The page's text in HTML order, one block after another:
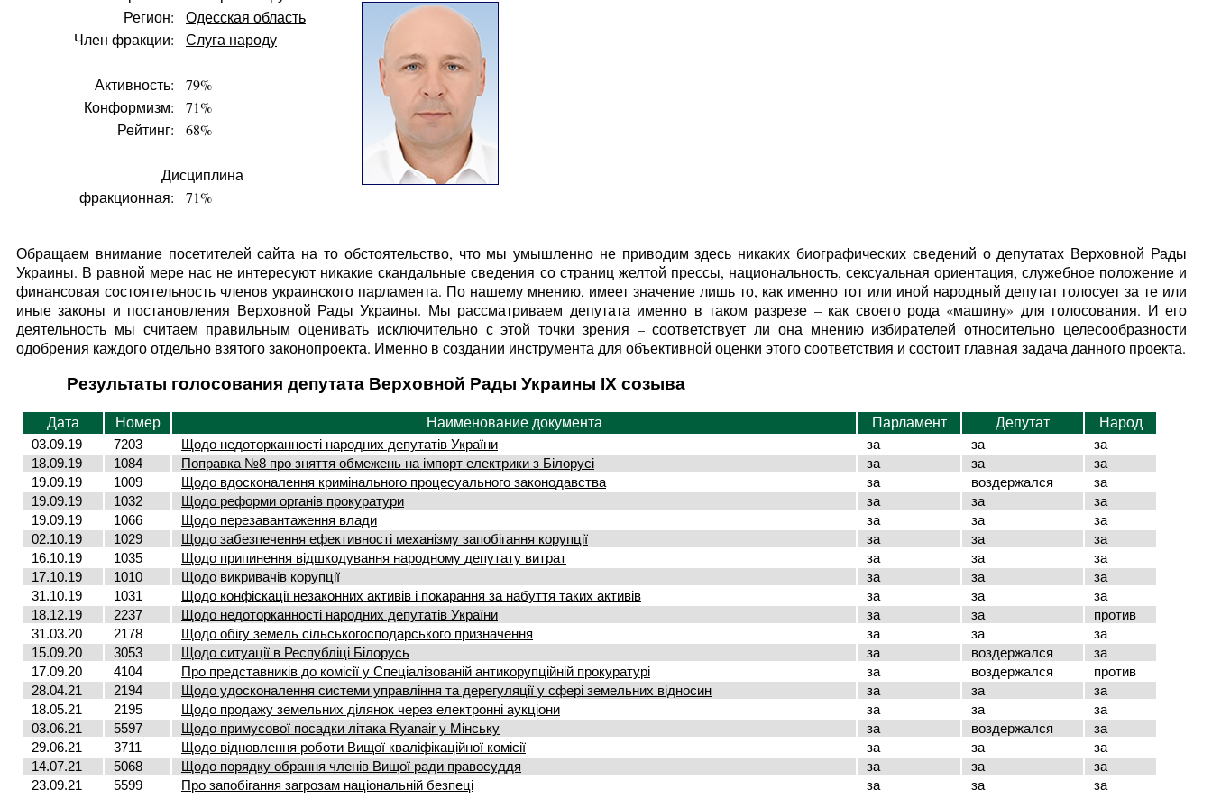
Регион:
Одесская область
Член фракции:
Слуга народу
Активность:
79%
Конформизм:
71%
Рейтинг:
68%
Дисциплина
фракционная:
71%
Обращаем внимание посетителей сайта на то обстоятельство, что мы умышленно не приводим здесь никаких биографических сведений о депутатах Верховной Рады
Украины. В равной мере нас не интересуют никакие скандальные сведения со страниц желтой прессы, национальность, сексуальная ориентация, служебное положение и
финансовая состоятельность членов украинского парламента. По нашему мнению, имеет значение лишь то, как именно тот или иной народный депутат голосует за те или
иные законы и постановления Верховной Рады Украины. Мы рассматриваем депутата именно в таком разрезе – как своего рода «машину» для голосования. И его
деятельность мы считаем правильным оценивать исключительно с этой точки зрения – соответствует ли она мнению избирателей относительно целесообразности
одобрения каждого отдельно взятого законопроекта. Именно в создании инструмента для объективной оценки этого соответствия и состоит главная задача данного проекта.
Результаты голосования депутата Верховной Рады Украины IX созыва
Дата Номер Наименование документа Парламент Депутат
Народ
03.09.19
7203 Щодо недоторканності народних депутатів України за за
за
18.09.19
1084 Поправка №8 про зняття обмежень на імпорт електрики з Білорусі за за
за
19.09.19
1009 Щодо вдосконалення кримінального процесуального законодавства за воздержался
за
19.09.19
1032 Щодо реформи органів прокуратури за за
за
19.09.19
1066 Щодо перезавантаження влади за за
за
02.10.19
1029 Щодо забезпечення ефективності механізму запобігання корупції за за
за
16.10.19
1035 Щодо припинення відшкодування народному депутату витрат за за
за
17.10.19
1010 Щодо викривачів корупції за за
за
31.10.19
1031 Щодо конфіскації незаконних активів і покарання за набуття таких активів за за
за
18.12.19
2237 Щодо недоторканності народних депутатів України за за
против
31.03.20
2178 Щодо обігу земель сільськогосподарського призначення за за
за
15.09.20
3053 Щодо ситуації в Республіці Білорусь за воздержался
за
17.09.20
4104 Про представників до комісії у Спеціалізованій антикорупційній прокуратурі за воздержался
против
28.04.21
2194 Щодо удосконалення системи управління та дерегуляції у сфері земельних відносин за за
за
18.05.21
2195 Щодо продажу земельних ділянок через електронні аукціони за за
за
03.06.21
5597 Щодо примусової посадки літака Ryаnair у Мінську за воздержался
за
29.06.21
3711 Щодо відновлення роботи Вищої кваліфікаційної комісії за за
за
14.07.21
5068 Щодо порядку обрання членів Вищої ради правосуддя за за
за
23.09.21
5599 Про запобігання загрозам національній безпеці за за за